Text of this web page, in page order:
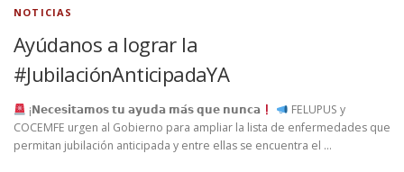
NOTICIAS
Ayúdanos a lograr la
#JubilaciónAnticipadaYA
¡𝗡𝗲𝗰𝗲𝘀𝗶𝘁𝗮𝗺𝗼𝘀 𝘁𝘂 𝗮𝘆𝘂𝗱𝗮 𝗺𝗮́𝘀 𝗾𝘂𝗲 𝗻𝘂𝗻𝗰𝗮
FELUPUS y
COCEMFE urgen al Gobierno para ampliar la lista de enfermedades que
permitan jubilación anticipada y entre ellas se encuentra el …